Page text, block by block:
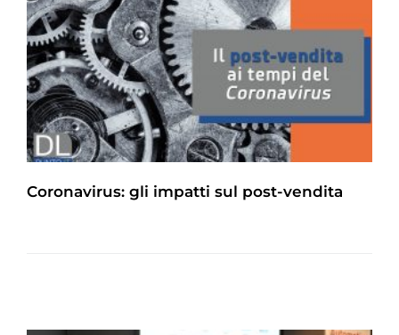
Coronavirus: gli impatti sul post-vendita